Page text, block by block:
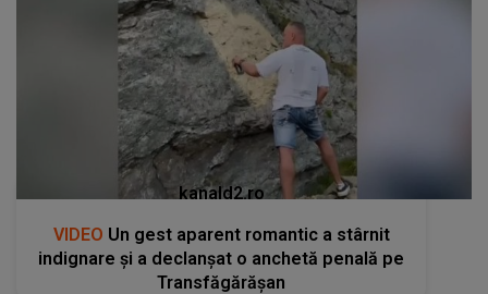
kanald2.ro
VIDEO Un gest aparent romantic a stârnit
indignare și a declanșat o anchetă penală pe
Transfăgărășan